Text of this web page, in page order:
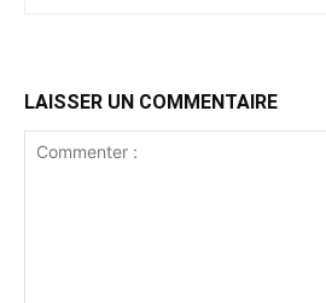
LAISSER UN COMMENTAIRE